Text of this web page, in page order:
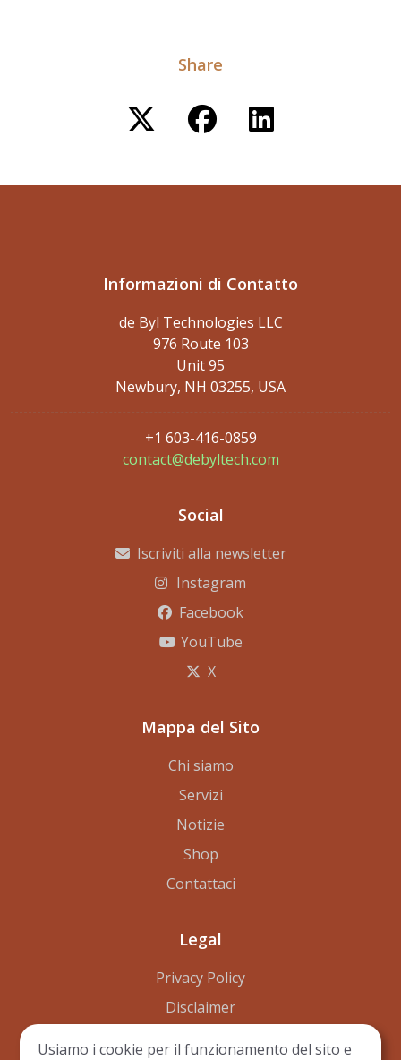
Share
Informazioni di Contatto
de Byl Technologies LLC
976 Route 103
Unit 95
Newbury, NH 03255, USA
+1 603-416-0859
contact@debyltech.com
Social
Iscriviti alla newsletter
Instagram
Facebook
YouTube
X
Mappa del Sito
Chi siamo
Servizi
Notizie
Shop
Contattaci
Legal
Privacy Policy
Disclaimer
Usiamo i cookie per il funzionamento del sito e